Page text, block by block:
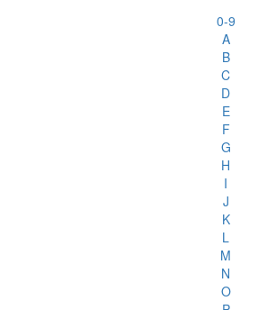
0-9
A
B
C
D
E
F
G
H
I
J
K
L
M
N
O